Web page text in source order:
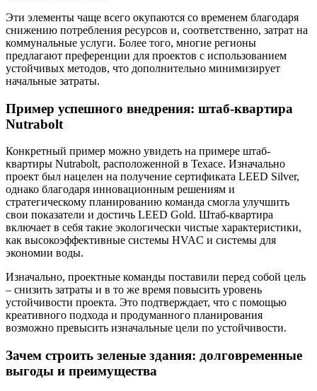
Эти элементы чаще всего окупаются со временем благодаря
снижению потребления ресурсов и, соответственно, затрат на
коммунальные услуги. Более того, многие регионы
предлагают преференции для проектов с использованием
устойчивых методов, что дополнительно минимизирует
начальные затраты.
Пример успешного внедрения: штаб-квартира
Nutrabolt
Конкретный пример можно увидеть на примере штаб-
квартиры Nutrabolt, расположенной в Техасе. Изначально
проект был нацелен на получение сертификата LEED Silver,
однако благодаря инновационным решениям и
стратегическому планированию команда смогла улучшить
свои показатели и достичь LEED Gold. Штаб-квартира
включает в себя такие экологически чистые характеристики,
как высокоэффективные системы HVAC и системы для
экономии воды.
Изначально, проектные команды поставили перед собой цель
– снизить затраты и в то же время повысить уровень
устойчивости проекта. Это подтверждает, что с помощью
креативного подхода и продуманного планирования
возможно превысить изначальные цели по устойчивости.
Зачем строить зеленые здания: долговременные
выгоды и преимущества